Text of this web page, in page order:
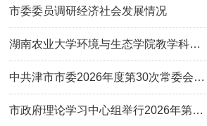
市委委员调研经济社会发展情况
湖南农业大学环境与生态学院教学科…
中共津市市委2026年度第30次常委会…
市政府理论学习中心组举行2026年第…